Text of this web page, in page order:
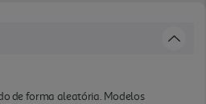
de forma aleatória. Modelos